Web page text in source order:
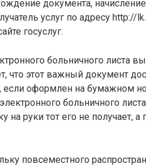
документа,
услуг по адресу
госуслуг.
больничного листа
что этот важный документ
если оформлен на бумажном
больничного
на руки тот его не получает,
повсеместного